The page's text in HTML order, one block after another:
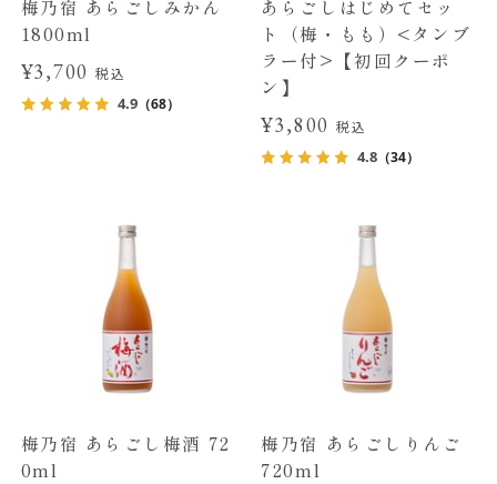
梅乃宿 あらごしみかん
1800ml
¥3,700税込
4.9（68）
あらごしはじめてセッ
ト（梅・もも）<タンブ
ラー付>【初回クーポ
ン】
¥3,800 税込
4.8 （34）
梅乃宿 あらごし梅酒 72
0ml
梅乃宿 あらごしりんご
720ml